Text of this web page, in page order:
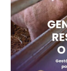
t
Trigo
RS
R$ 1.325,22
t